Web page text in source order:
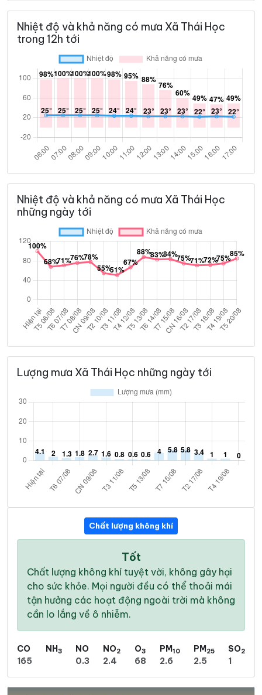
Nhiệt độ và khả năng có mưa Xã Thái Học
trong 12h tới
Nhiệt độ và khả năng có mưa Xã Thái Học
những ngày tới
Lượng mưa Xã Thái Học những ngày tới
Chất lượng không khí
Tốt
Chất lượng không khí tuyệt vời, không gây hại
cho sức khỏe. Mọi người đều có thể thoải mái
tận hưởng các hoạt động ngoài trời mà không
cần lo lắng về ô nhiễm.
CO
165
NH3
NO
0.3
NO2
2.4
O3
68
PM10
2.6
PM25
2.5
SO2
1